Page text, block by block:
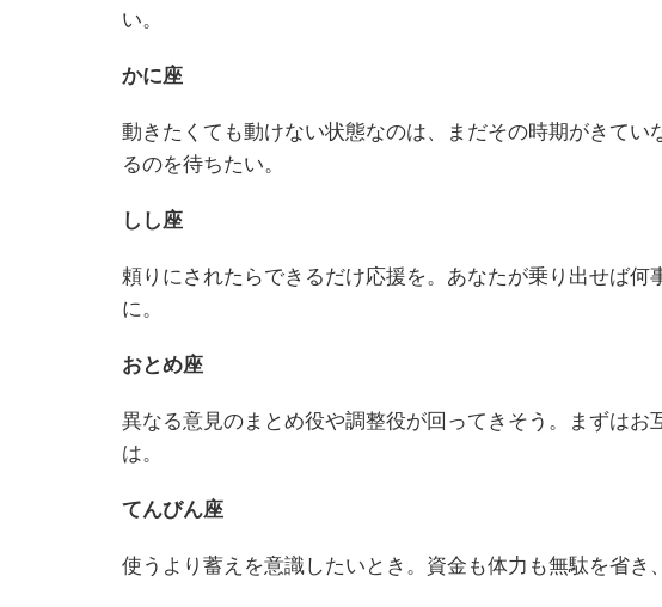
い。
かに座
動きたくても動けない状態なのは、まだその時期がきて
るのを待ちたい。
しし座
頼りにされたらできるだけ応援を。あなたが乗り出せば
に。
おとめ座
異なる意見のまとめ役や調整役が回ってきそう。まずはお
は。
てんびん座
使うより蓄えを意識したいとき。資金も体力も無駄を省き